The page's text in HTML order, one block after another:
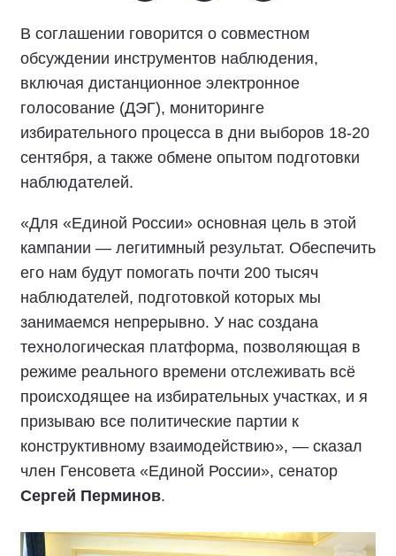
В соглашении говорится о совместном
обсуждении инструментов наблюдения,
включая дистанционное электронное
голосование (ДЭГ), мониторинге
избирательного процесса в дни выборов 18-20
сентября, а также обмене опытом подготовки
наблюдателей.
«Для «Единой России» основная цель в этой
кампании — легитимный результат. Обеспечить
его нам будут помогать почти 200 тысяч
наблюдателей, подготовкой которых мы
занимаемся непрерывно. У нас создана
технологическая платформа, позволяющая в
режиме реального времени отслеживать всё
происходящее на избирательных участках, и я
призываю все политические партии к
конструктивному взаимодействию», — сказал
член Генсовета «Единой России», сенатор
Сергей Перминов.